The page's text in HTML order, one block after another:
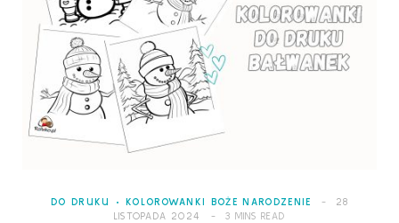
DO DRUKU KOLOROWANKI BOŻE NARODZENIE
28
LISTOPADA 2024
3 MINS READ